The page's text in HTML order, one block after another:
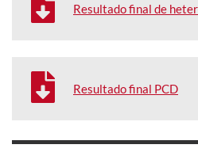
Resultado final de
Resultado final PCD